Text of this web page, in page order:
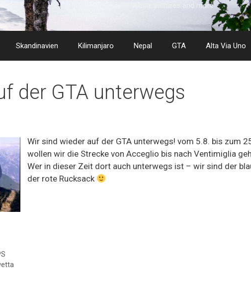
trekking, pictures and more …
Skandinavien Kilimanjaro Nepal GTA Alta Via Uno
der GTA unterwegs
Wir sind wieder auf der GTA unterwegs! vom 5.8. bis zum
wollen wir die Strecke von Acceglio bis nach Ventimiglia
Wer in dieser Zeit dort auch unterwegs ist – wir sind der
der rote Rucksack